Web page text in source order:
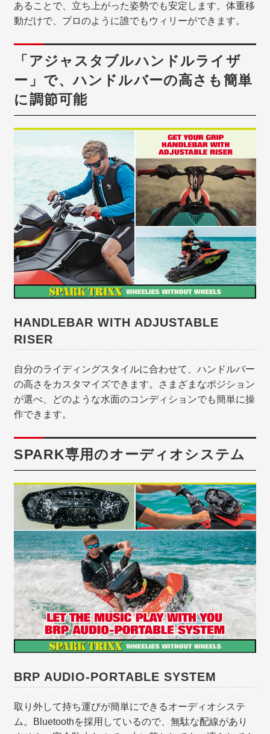
あることで、立ち上がった姿勢でも安定します。体重移
動だけで、プロのように誰でもウィリーができます。
「アジャスタブルハンドルライザ
ー」で、ハンドルバーの高さも簡単
に調節可能
HANDLEBAR WITH ADJUSTABLE
RISER
自分のライディングスタイルに合わせて、ハンドルバー
の高さをカスタマイズできます。さまざまなポジション
が選べ、どのような水面のコンディションでも簡単に操
作できます。
SPARK専用のオーディオシステム
BRP AUDIO-PORTABLE SYSTEM
取り外して持ち運びが簡単にできるオーディオシステ
ム。Bluetoothを採用しているので、無駄な配線があり